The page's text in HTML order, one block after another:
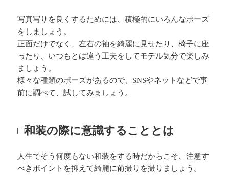
写真写りを良くするためには、積極的にいろんなポーズ
をしましょう。
正面だけでなく、左右の袖を綺麗に見せたり、椅子に座
ったり、いつもとは違う工夫をしてモデル気分で楽しみ
ましょう。
様々な種類のポーズがあるので、SNSやネットなどで事
前に調べて、試してみましょう。
□和装の際に意識することとは
人生でそう何度もない和装をする時だからこそ、注意す
べきポイントを抑えて綺麗に前撮りを撮りましょう。